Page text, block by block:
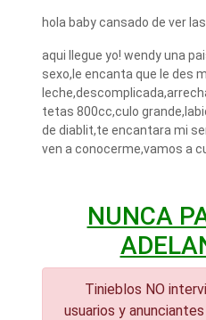
hola baby cansado de ver
aqui llegue yo! wendy una
sexo,le encanta que le des
tetas 800cc,culo
de diablit,te encantara mi
ven a conocerme,vamos a
NUNCA
Tinieblos NO
usuarios y